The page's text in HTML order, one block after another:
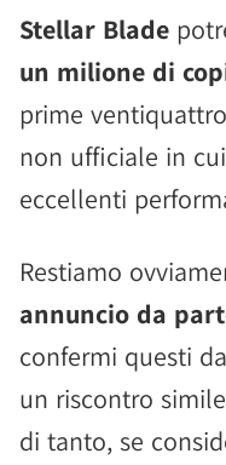
Stellar Blade
un milione di
prime
non ufficiale in
eccellenti
Restiamo
annuncio da
confermi questi
un riscontro
di tanto, se